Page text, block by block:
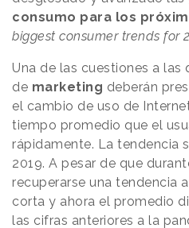
consumo para los
biggest consumer trends for
Una de las cuestiones a
de marketing deberán
el cambio de uso de
tiempo promedio que el
rápidamente. La tendencia
2019. A pesar de que
recuperarse una tendencia
corta y ahora el promedio
las cifras anteriores a la